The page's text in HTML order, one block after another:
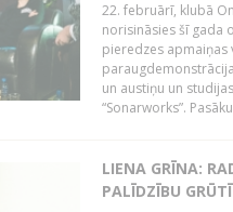
22. februārī, klubā
norisināsies šī gada
pieredzes apmaiņas
un austiņu un
“Sonarworks”.
LIENA GRĪNA:
PALĪDZĪBU